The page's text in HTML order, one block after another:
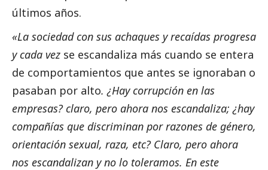
últimos años.
«La sociedad con sus achaques y recaídas progresa
y cada vez se escandaliza más cuando se entera
de comportamientos que antes se ignoraban o
pasaban por alto. ¿Hay corrupción en las
empresas? claro, pero ahora nos escandaliza; ¿hay
compañías que discriminan por razones de género,
orientación sexual, raza, etc? Claro, pero ahora
nos escandalizan y no lo toleramos. En este